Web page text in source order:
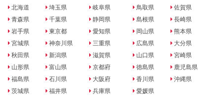
北海道
青森県
岩手県
宮城県
秋田県
山形県
福島県
茨城県
埼玉県
千葉県
東京都
神奈川県
新潟県
富山県
石川県
福井県
岐阜県
静岡県
愛知県
三重県
滋賀県
京都府
大阪府
兵庫県
鳥取県
島根県
岡山県
広島県
山口県
徳島県
香川県
愛媛県
佐賀県
長崎県
熊本県
大分県
宮崎県
鹿児島県
沖縄県